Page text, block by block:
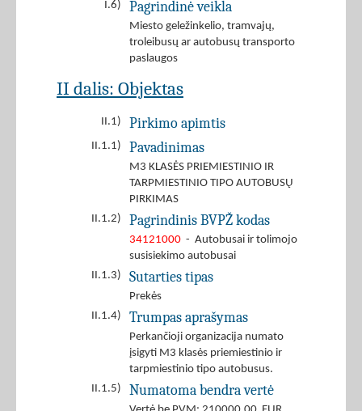
I.6)
Pagrindinė veikla
Miesto geležinkelio, tramvajų,
troleibusų ar autobusų transporto
paslaugos
II dalis: Objektas
II.1) Pirkimo apimtis
II.1.1) Pavadinimas
M3 KLASĖS PRIEMIESTINIO IR
TARPMIESTINIO TIPO AUTOBUSŲ
PIRKIMAS
II.1.2)
Pagrindinis BVPŽ kodas
34121000 - Autobusai ir tolimojo
susisiekimo autobusai
II.1.3)
Sutarties tipas
Prekės
II.1.4)
Trumpas aprašymas
Perkančioji organizacija numato
įsigyti M3 klasės priemiestinio ir
tarpmiestinio tipo autobusus.
II.1.5)
Numatoma bendra vertė